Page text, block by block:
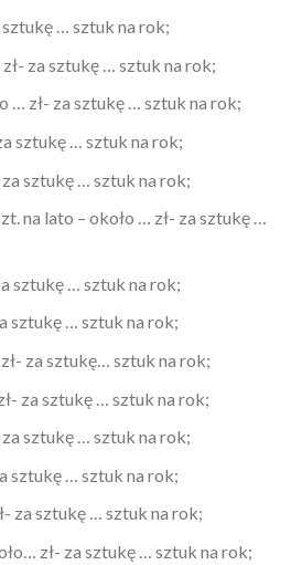
… sztuk na rok;
za sztukę … sztuk na rok;
… zł- za sztukę … sztuk na rok;
sztukę … sztuk na rok;
sztukę … sztuk na rok;
na lato – około … zł- za sztukę …
sztukę … sztuk na rok;
sztukę … sztuk na rok;
za sztukę… sztuk na rok;
za sztukę … sztuk na rok;
sztukę … sztuk na rok;
sztukę … sztuk na rok;
za sztukę … sztuk na rok;
zł- za sztukę … sztuk na rok;